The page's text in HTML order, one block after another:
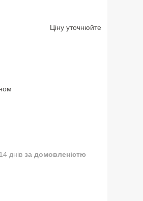
Ціну уточнюйте
днів за домовленістю